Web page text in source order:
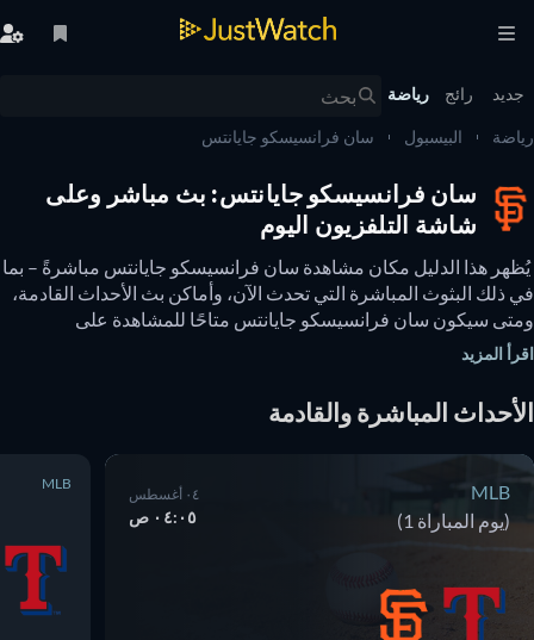
رائج رياضة
البيسبول سان فرانسيسكو جايانتس
سان فرانسيسكو جايانتس: بث مباشر وعلى
شاشة التلفزيون اليوم
يُظهر هذا الدليل مكان مشاهدة سان فرانسيسكو جايانتس مباشرةً – بما
في ذلك البثوث المباشرة التي تحدث الآن، وأماكن بث الأحداث القادمة،
ومتى سيكون سان فرانسيسكو جايانتس متاحًا للمشاهدة على
جايانتس عبر الإنترنت مجانًا.
المزيد
المباشرة والقادمة
MLB
(يوم المباراة 1)
٠٤:٠٥ ص
MLB